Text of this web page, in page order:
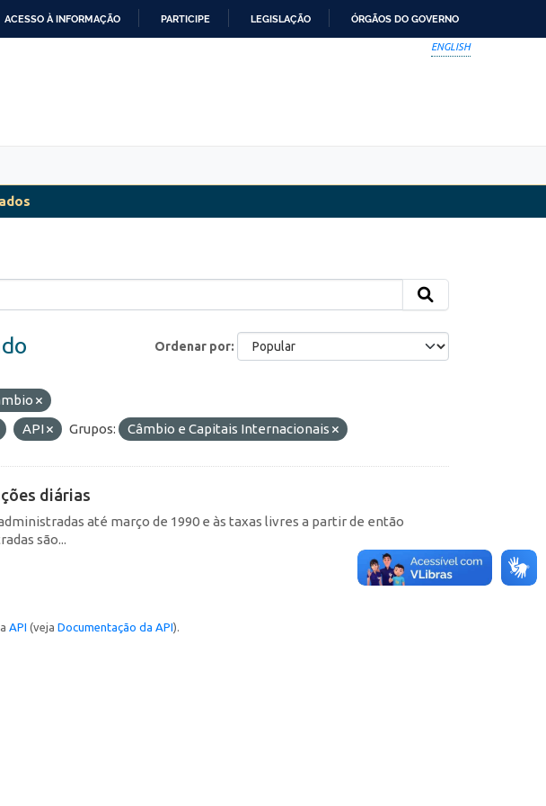
ACESSO À INFORMAÇÃO PARTICIPE LEGISLAÇÃO ÓRGÃOS DO GOVERNO
ENGLISH
Ordenar por
API Grupos: Câmbio e Capitais Internacionais
diárias
até março de 1990 e às taxas livres a partir de então
são...
API (veja Documentação da API).